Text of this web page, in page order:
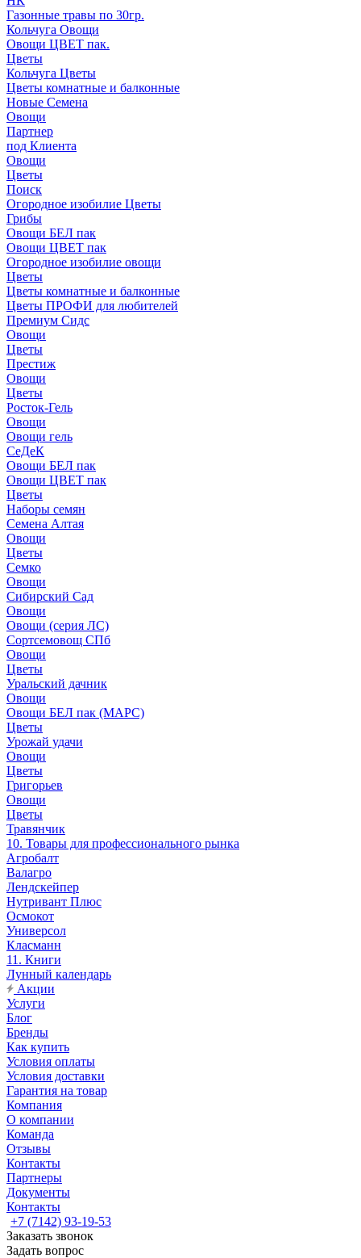
Газонные травы по 30гр.
Кольчуга Овощи
Овощи ЦВЕТ пак.
Цветы
Кольчуга Цветы
Цветы комнатные и балконные
Новые Семена
Овощи
Партнер
под Клиента
Овощи
Цветы
Поиск
Огородное изобилие Цветы
Грибы
Овощи БЕЛ пак
Овощи ЦВЕТ пак
Огородное изобилие овощи
Цветы
Цветы комнатные и балконные
Цветы ПРОФИ для любителей
Премиум Сидс
Овощи
Цветы
Престиж
Овощи
Цветы
Росток-Гель
Овощи
Овощи гель
СеДеК
Овощи БЕЛ пак
Овощи ЦВЕТ пак
Цветы
Наборы семян
Семена Алтая
Овощи
Цветы
Семко
Овощи
Сибирский Сад
Овощи
Овощи (серия ЛС)
Сортсемовощ СПб
Овощи
Цветы
Уральский дачник
Овощи
Овощи БЕЛ пак (МАРС)
Цветы
Урожай удачи
Овощи
Цветы
Григорьев
Овощи
Цветы
Травянчик
10. Товары для профессионального рынка
Агробалт
Валагро
Лендскейпер
Нутривант Плюс
Осмокот
Универсол
Класманн
11. Книги
Лунный календарь
Акции
Услуги
Блог
Бренды
Как купить
Условия оплаты
Условия доставки
Гарантия на товар
Компания
О компании
Команда
Отзывы
Контакты
Партнеры
Документы
Контакты
+7 (7142) 93-19-53
Заказать звонок
Задать вопрос